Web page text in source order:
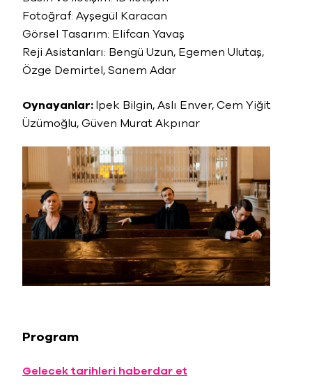
Fotoğraf: Ayşegül Karacan
Görsel Tasarım: Elifcan Yavaş
Reji Asistanları: Bengü Uzun, Egemen Ulutaş,
Özge Demirtel, Sanem Adar
Oynayanlar:İpek Bilgin, Aslı Enver, Cem Yiğit
Üzümoğlu, Güven Murat Akpınar
Program
Gelecek tarihleri haberdar et